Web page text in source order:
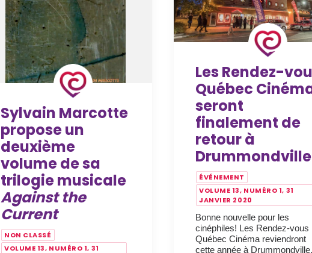
Sylvain Marcotte
propose un
deuxième
volume de sa
trilogie musicale
Against the
Current
NON CLASSÉ
VOLUME 13, NUMÉRO 1, 31
Les Rendez-
Québec
seront
finalement de
retour à
ÉVÉNEMENT
VOLUME 13, NUMÉRO 1, 31
JANVIER 2020
Bonne nouvelle pour les
cinéphiles! Les Rendez-vous
Québec Cinéma reviendront
cette année à